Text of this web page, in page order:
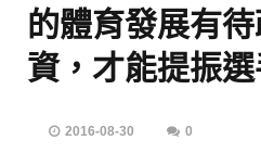
的體育發展有
資，才能提振選
2016-08-30 0